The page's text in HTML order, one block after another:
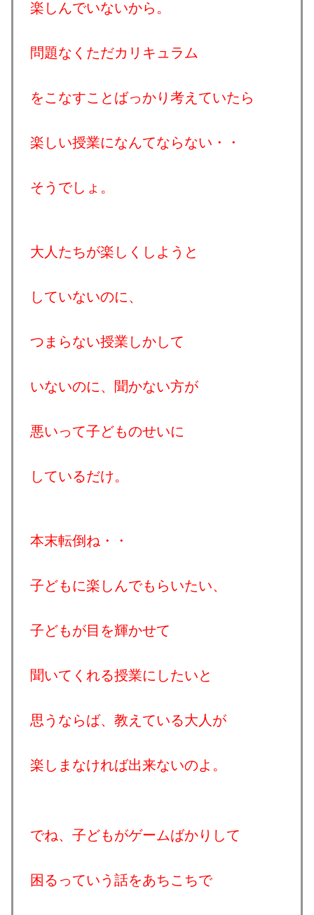
楽しんでいないから。
問題なくただカリキュラム
をこなすことばっかり考えていたら
楽しい授業になんてならない・・
そうでしょ。
大人たちが楽しくしようと
していないのに、
つまらない授業しかして
いないのに、聞かない方が
悪いって子どものせいに
しているだけ。
本末転倒ね・・
子どもに楽しんでもらいたい、
子どもが目を輝かせて
聞いてくれる授業にしたいと
思うならば、教えている大人が
楽しまなければ出来ないのよ。
でね、子どもがゲームばかりして
困るっていう話をあちこちで